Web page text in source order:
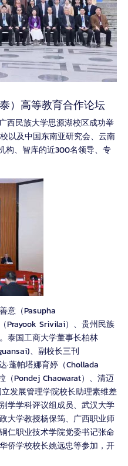
）高等教育合作论坛
西民族大学思源湖校区成功举
以及中国东南亚研究会、云南
构、智库的近300名领导、专
意（Pasupha
Prayook Srivilai）、贵州民族
泰国工商大学董事长柏林
、副校长三刊
蓬帕塔娜育婷（Chollada
（Pondej Chaowarat）、清迈
发展管理学院校长助理素维差
学学科评议组成员、武汉大学
大学教授杨保筠、广西职业师
仁职业技术学院党委书记张命
侨学校校长姚远忠等参加，开